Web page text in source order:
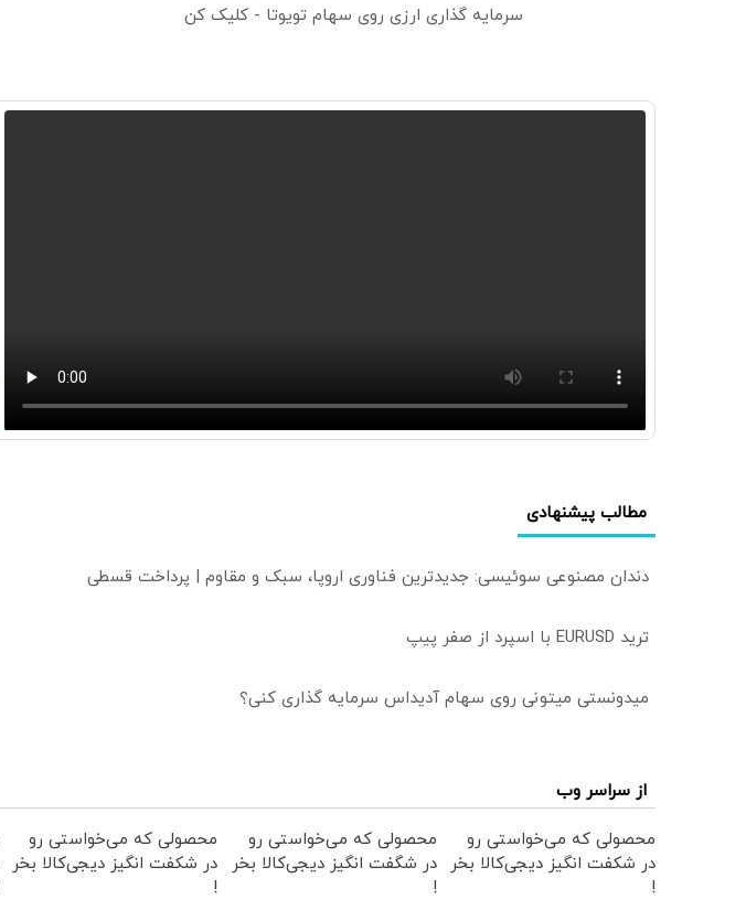
سرمایه گذاری ارزی روی سهام تویوتا - کلیک کن
مطالب پیشنهادی
دندان مصنوعی سوئیسی: جدیدترین فناوری اروپا، سبک و مقاوم | پرداخت قسطی
ترید EURUSD با اسپرد از صفر پیپ
میدونستی میتونی روی سهام آدیداس سرمایه گذاری کنی؟
از سراسر وب
محصولی که می‌خواستی رو
در شکفت انگیز دیجی‌کالا بخر
!
محصولی که می‌خواستی رو
در شگفت انگیز دیجی‌کالا بخر
!
محصولی که می‌خواستی رو
در شکفت انگیز دیجی‌کالا بخر
!